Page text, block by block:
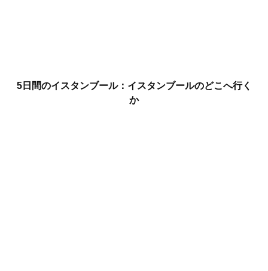
5日間のイスタンブール：イスタンブールのどこへ行く
か